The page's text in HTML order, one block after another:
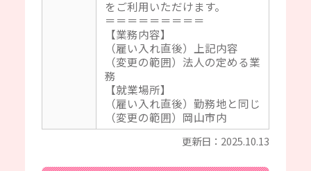
をご利用いただけます。
＝＝＝＝＝＝＝＝＝
【業務内容】
（雇い入れ直後）上記内容
（変更の範囲）法人の定める業
務
【就業場所】
（雇い入れ直後）勤務地と同じ
（変更の範囲）岡山市内
更新日：2025.10.13